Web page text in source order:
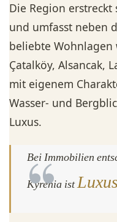
Die Region
und umfasst neben
beliebte Wohnlagen
Çatalköy, Alsancak,
mit eigenem
Wasser- und
Luxus.
Bei Immobilien
Kyrenia ist